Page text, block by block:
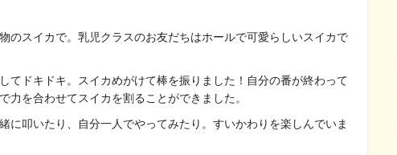
のスイカで。乳児クラスのお友だちはホールで可愛らしいスイカで
てドキドキ。スイカめがけて棒を振りました！自分の番が終わって
力を合わせてスイカを割ることができました。
に叩いたり、自分一人でやってみたり。すいかわりを楽しんでいま